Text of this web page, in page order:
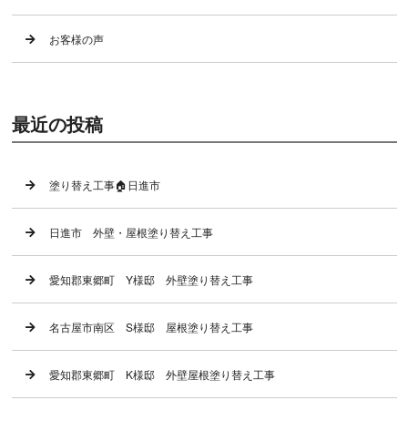
お客様の声
最近の投稿
塗り替え工事🏠日進市
日進市 外壁・屋根塗り替え工事
愛知郡東郷町 Y様邸 外壁塗り替え工事
名古屋市南区 S様邸 屋根塗り替え工事
愛知郡東郷町 K様邸 外壁屋根塗り替え工事